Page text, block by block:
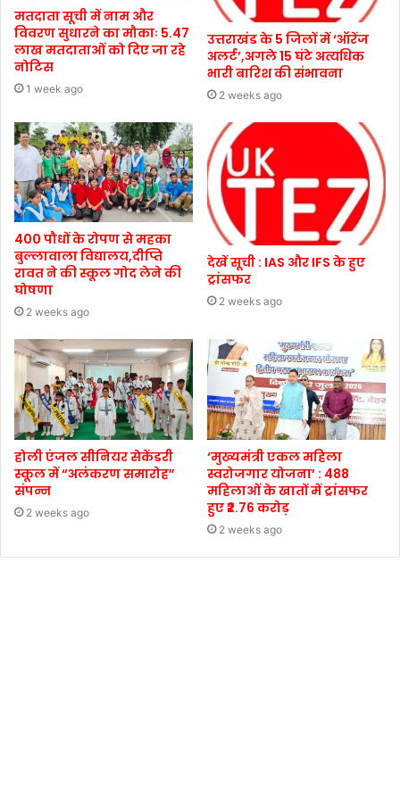
मतदाता सूची में नाम और
विवरण सुधारने का मौकाः 5.47
लाख मतदाताओं को दिए जा रहे
नोटिस
1 week ago
उत्तराखंड के 5 जिलों में ‘ऑरेंज
अलर्ट’,अगले 15 घंटे अत्यधिक
भारी बारिश की संभावना
2 weeks ago
400 पौधों के रोपण से महका
बुल्लावाला विद्यालय,दीप्ति
रावत ने की स्कूल गोद लेने की
घोषणा
2 weeks ago
देखें सूची : IAS और IFS के हुए
ट्रांसफर
2 weeks ago
होली एंजल सीनियर सेकेंडरी
स्कूल में “अलंकरण समारोह”
संपन्न
2 weeks ago
‘मुख्यमंत्री एकल महिला
स्वरोजगार योजना’ : 488
महिलाओं के खातों में ट्रांसफर
हुए ₹2.76 करोड़
2 weeks ago